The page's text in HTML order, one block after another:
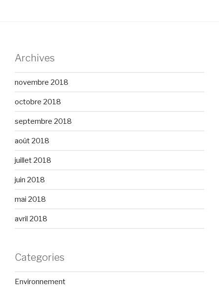
Archives
novembre 2018
octobre 2018
septembre 2018
août 2018
juillet 2018
juin 2018
mai 2018
avril 2018
Categories
Environnement